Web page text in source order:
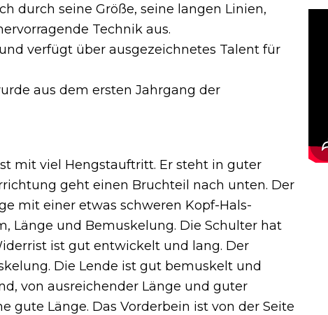
durch seine Größe, seine langen Linien,
Technik aus.
verfügt über ausgezeichnetes Talent für
aus dem ersten Jahrgang der
mit viel Hengstauftritt. Er steht in guter
geht einen Bruchteil nach unten. Der
mit einer etwas schweren Kopf-Hals-
Länge und Bemuskelung. Die Schulter hat
ist gut entwickelt und lang. Der
Die Lende ist gut bemuskelt und
von ausreichender Länge und guter
gute Länge. Das Vorderbein ist von der Seite